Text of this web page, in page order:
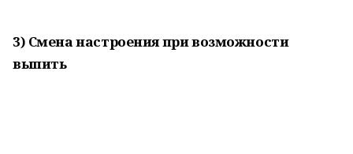
3) Смена настроения при возможности
выпить